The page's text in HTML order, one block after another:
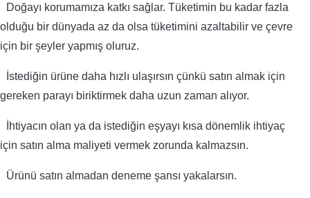
Doğayı korumamıza katkı sağlar. Tüketimin bu kadar fazla
olduğu bir dünyada az da olsa tüketimini azaltabilir ve çevre
için bir şeyler yapmış oluruz.
İstediğin ürüne daha hızlı ulaşırsın çünkü satın almak için
gereken parayı biriktirmek daha uzun zaman alıyor.
İhtiyacın olan ya da istediğin eşyayı kısa dönemlik ihtiyaç
için satın alma maliyeti vermek zorunda kalmazsın.
Ürünü satın almadan deneme şansı yakalarsın.